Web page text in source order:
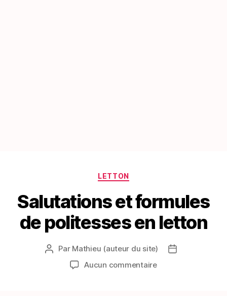
Catégories
LETTON
Salutations et formules
de politesses en letton
Auteur
l’article
Par Mathieu (auteur du site)
Date
Aucun commentairesur